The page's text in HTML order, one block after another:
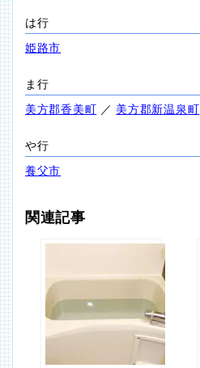
は行
姫路市
ま行
美方郡香美町 ／ 美方郡新温泉町
や行
養父市
関連記事